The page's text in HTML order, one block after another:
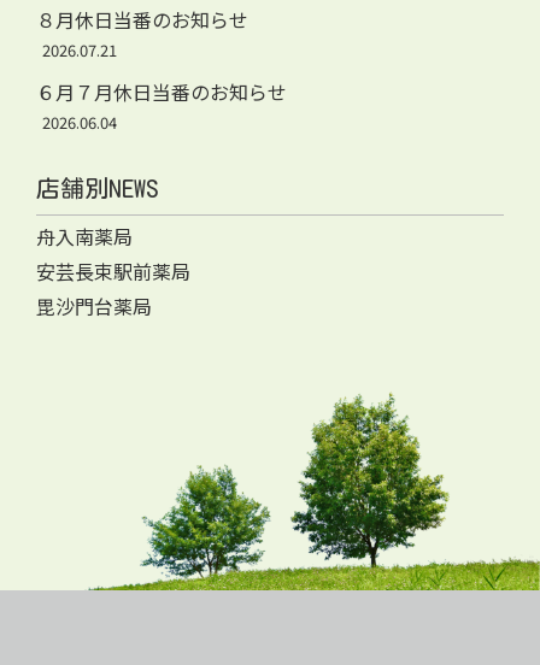
８月休日当番のお知らせ
2026.07.21
６月７月休日当番のお知らせ
2026.06.04
店舗別NEWS
舟入南薬局
安芸長束駅前薬局
毘沙門台薬局